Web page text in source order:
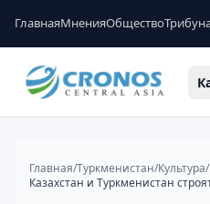
ГлавнаяМненияОбщество
Главная/Туркменистан/Культура/